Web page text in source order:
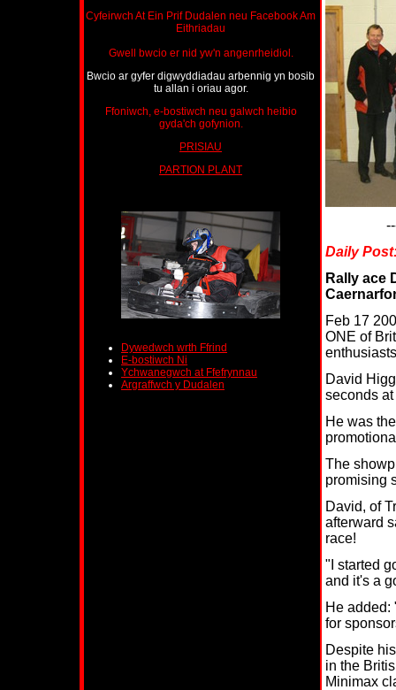
Cyfeirwch At Ein Prif Dudalen neu Facebook Am
Eithriadau
Gwell bwcio er nid yw'n angenrheidiol.
Bwcio ar gyfer digwyddiadau arbennig yn bosib
tu allan i oriau agor.
Ffoniwch, e-bostiwch neu galwch heibio
gyda'ch gofynion.
PRISIAU
PARTION PLANT
Dywedwch wrth Ffrind
E-bostiwch Ni
Ychwanegwch at Ffefrynnau
Argraffwch y Dudalen
Daily
Rally ace
Feb 17
ONE of
David
seconds
He was
The
promising
David, of
afterward
race!
"I started
and it's a
He added:
for
Despite
in the
Minimax